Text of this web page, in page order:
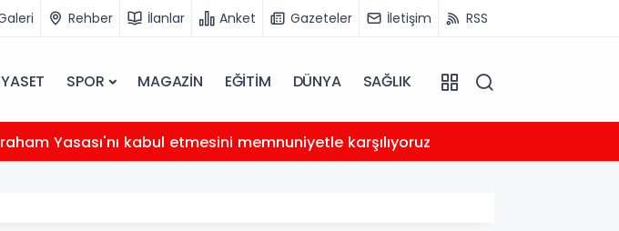
Rehber İlanlar Anket Gazeteler İletişim RSS
SPOR MAGAZİN EĞİTİM DÜNYA SAĞLIK
Yasası'nı kabul etmesini memnuniyetle karşılıyoruz